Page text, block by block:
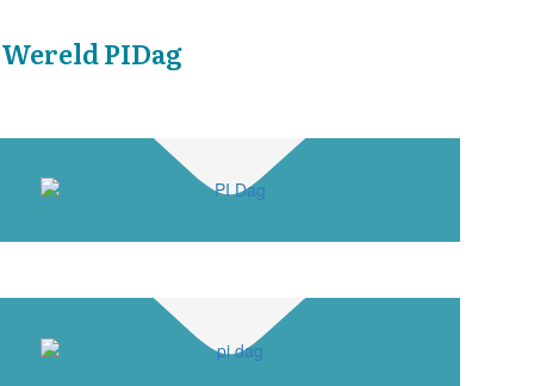
Wereld PIDag